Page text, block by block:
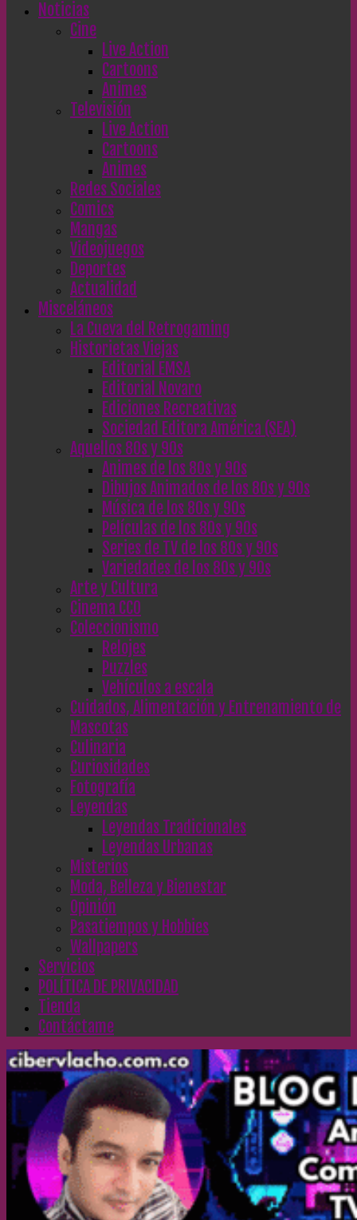
Noticias
Cine
Live Action
Cartoons
Animes
Televisión
Live Action
Cartoons
Animes
Redes Sociales
Comics
Mangas
Videojuegos
Deportes
Actualidad
Misceláneos
La Cueva del Retrogaming
Historietas Viejas
Editorial EMSA
Editorial Novaro
Ediciones Recreativas
Sociedad Editora América (SEA)
Aquellos 80s y 90s
Animes de los 80s y 90s
Dibujos Animados de los 80s y 90s
Música de los 80s y 90s
Películas de los 80s y 90s
Series de TV de los 80s y 90s
Variedades de los 80s y 90s
Arte y Cultura
Cinema CC0
Coleccionismo
Relojes
Puzzles
Vehículos a escala
Cuidados, Alimentación y Entrenamiento de
Mascotas
Culinaria
Curiosidades
Fotografía
Leyendas
Leyendas Tradicionales
Leyendas Urbanas
Misterios
Moda, Belleza y Bienestar
Opinión
Pasatiempos y Hobbies
Wallpapers
Servicios
POLÍTICA DE PRIVACIDAD
Tienda
Contáctame